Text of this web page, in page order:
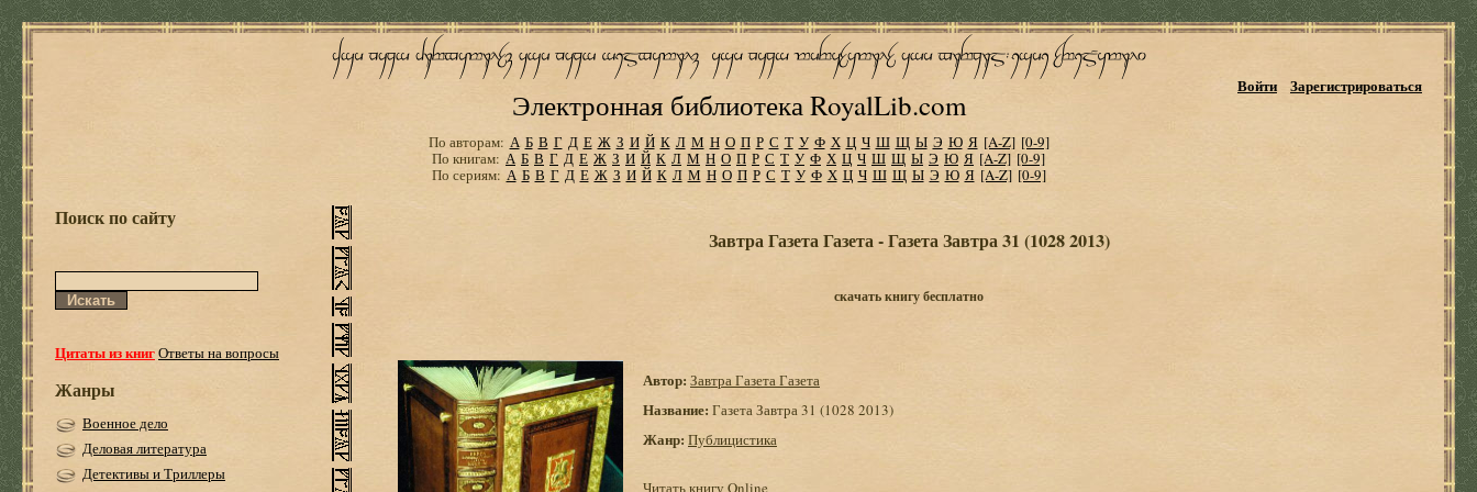
Электронная библиотека RoyalLib.com
Войти Зарегистрироваться
По авторам: А Б В Г Д Е Ж З И Й К Л М Н О П Р С Т У Ф Х Ц Ч Ш Щ Ы Э Ю Я [A-Z] [0-9]
По книгам: А Б В Г Д Е Ж З И Й К Л М Н О П Р С Т У Ф Х Ц Ч Ш Щ Ы Э Ю Я [A-Z] [0-9]
По сериям: А Б В Г Д Е Ж З И Й К Л М Н О П Р С Т У Ф Х Ц Ч Ш Щ Ы Э Ю Я [A-Z] [0-9]
Поиск по сайту
Цитаты из книгОтветы на вопросы
Жанры
Военное дело
Деловая литература
Детективы и Триллеры
Завтра Газета Газета - Газета Завтра 31 (1028 2013)
скачать книгу бесплатно
Автор: Завтра Газета Газета
Название: Газета Завтра 31 (1028 2013)
Жанр: Публицистика
Читать книгу Online